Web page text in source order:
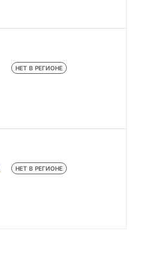
НЕТ В РЕГИОНЕ
НЕТ В РЕГИОНЕ